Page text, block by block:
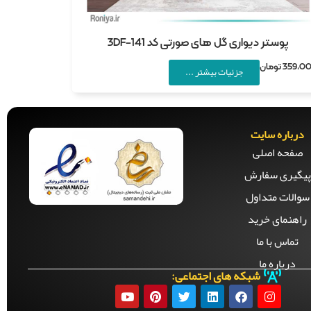
پوستر دیواری گل های صورتی کد 3DF-141
تومان جزئیات بیشتر ...
درباره سایت
صفحه‌ اصلی
پیگیری سفارش
سوالات متداول
راهنمای خرید
تماس با ما
درباره ما
شبکه های اجتماعی: